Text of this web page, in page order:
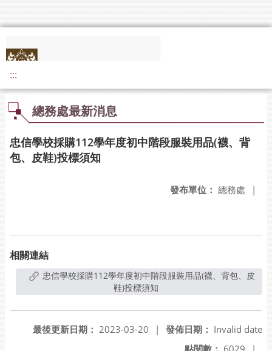
:::
總務處最新消息
忠信學校採購112學年度初中階段服裝用品(襪、背
包、皮鞋)投標須知
發布單位： 總務處 |
相關連結
鞋)投標須知
發佈日期： Invalid date
最後更新日期： 2023-03-20
|
點閱數： 6029 |